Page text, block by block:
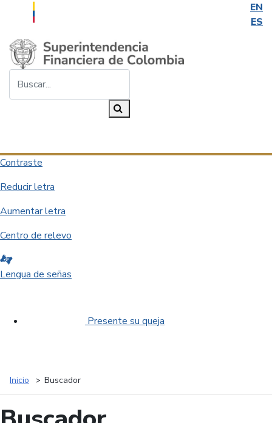
EN
ES
Saltar al contenido principal
Contraste
Reducir letra
Aumentar letra
Centro de relevo
Lengua de señas
Presente su queja
Inicio Buscador